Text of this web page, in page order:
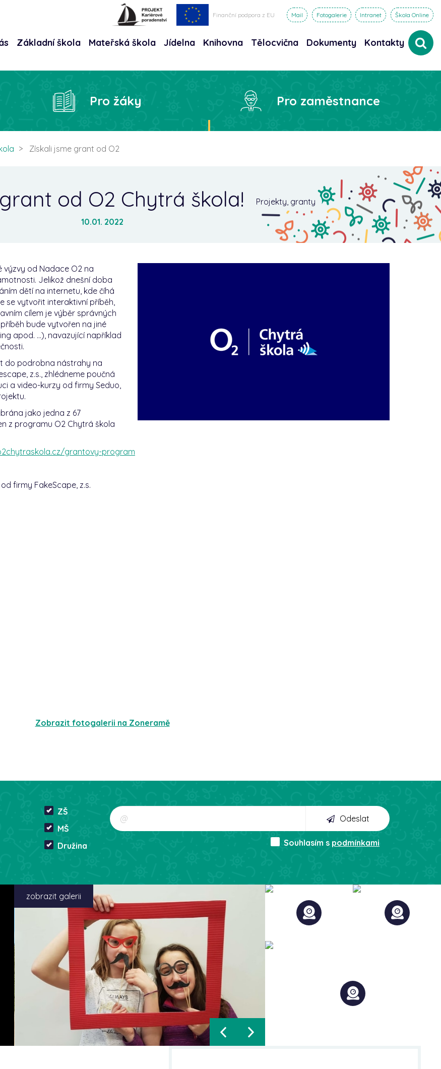
Finanční podpora z EU Mail Fotogalerie Intranet Škola Online
Základní škola Mateřská škola Jídelna Knihovna Tělocvična Dokumenty Kontakty
Pro žáky Pro zaměstnance
Získali jsme grant od O2
od O2 Chytrá škola!
Projekty, granty
10.01. 2022
výzvy od Nadace O2 na
Jelikož dnešní doba
dětí na internetu, kde číhá
se vytvořit interaktivní příběh,
cílem je výběr správných
bude vytvořen na jiné
apod. ...), navazující například
do podrobna nástrahy na
z.s., zhlédneme poučná
a video-kurzy od firmy Seduo,
jako jedna z 67
z programu O2 Chytrá škola
grantovy-program
firmy FakeScape, z.s.
Zobrazit fotogalerii na Zoneramě
ZŠ
MŠ
Družina
Odeslat
Souhlasím s podmínkami
zobrazit galerii